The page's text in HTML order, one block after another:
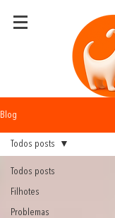
Blog
Todos posts
Filhotes
Problemas
Todos posts